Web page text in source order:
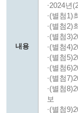
내용
·2024년
·(별첨1)
·(별첨2)
·(별첨
·(별첨
·(별첨
·(별첨
·(별첨
·(별첨
보
·(별첨